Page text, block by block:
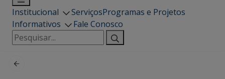
Institucional ServiçosProgramas e Projetos
Informativos
Fale Conosco
Pesquisar
por: